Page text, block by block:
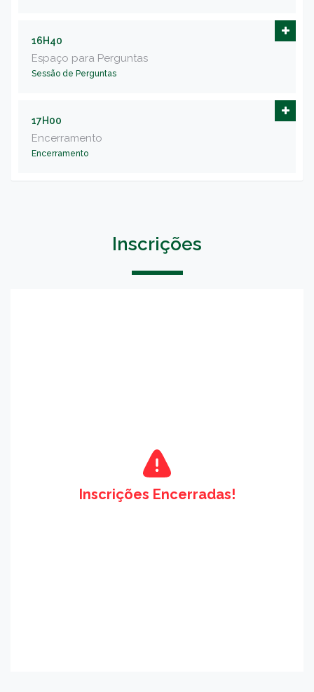
16H40
Espaço para Perguntas
Sessão de Perguntas
17H00
Encerramento
Encerramento
Inscrições
Inscrições Encerradas!